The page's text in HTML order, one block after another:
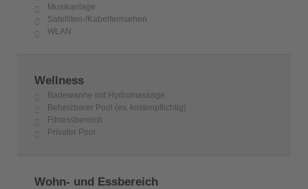
Musikanlage
Satelliten-/Kabelfernsehen
WLAN
Wellness
Badewanne mit Hydromassage
Beheizbarer Pool (ev. kostenpflichtig)
Fitnessbereich
Privater Pool
Wohn- und Essbereich